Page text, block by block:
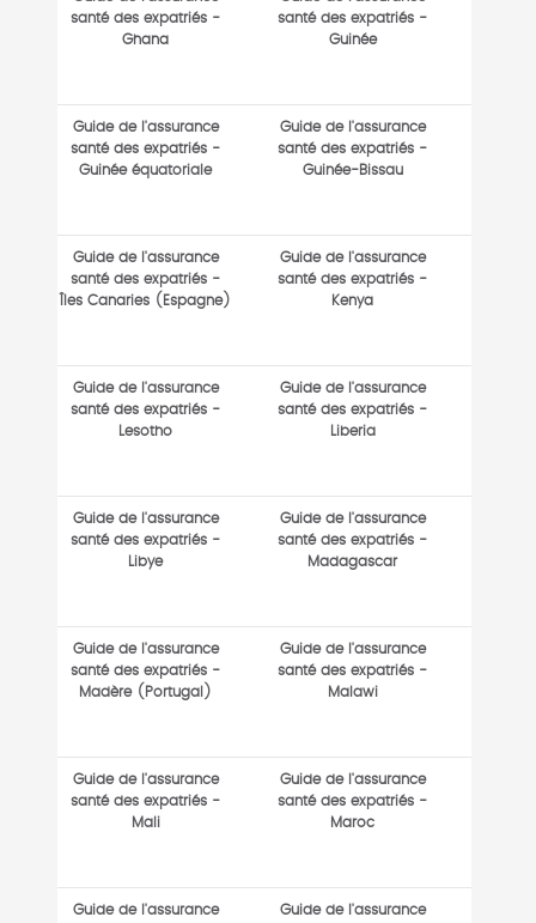
santé des expatriés -
Ghana
santé des expatriés -
Guinée
Guide de l'assurance
santé des expatriés -
Guinée équatoriale
Guide de l'assurance
santé des expatriés -
Guinée-Bissau
Guide de l'assurance
santé des expatriés -
Îles Canaries (Espagne)
Guide de l'assurance
santé des expatriés -
Kenya
Guide de l'assurance
santé des expatriés -
Lesotho
Guide de l'assurance
santé des expatriés -
Liberia
Guide de l'assurance
santé des expatriés -
Libye
Guide de l'assurance
santé des expatriés -
Madagascar
Guide de l'assurance
santé des expatriés -
Madère (Portugal)
Guide de l'assurance
santé des expatriés -
Malawi
Guide de l'assurance
santé des expatriés -
Mali
Guide de l'assurance
santé des expatriés -
Maroc
Guide de l'assurance
Guide de l'assurance